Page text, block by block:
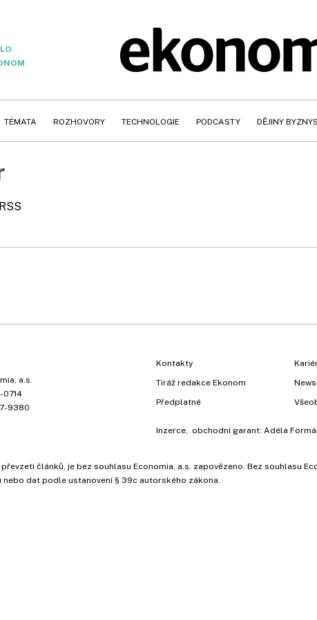
TÉMATA ROZHOVORY TECHNOLOGIE PODCASTY DĚJINY
RSS
a.s.
0714
9380
Kontakty
Tiráž redakce Ekonom
Předplatné
Inzerce , obchodní garant: Adéla
článků, je bez souhlasu Economia, a.s. zapovězeno. Bez souhlasu
dat podle ustanovení § 39c autorského zákona.